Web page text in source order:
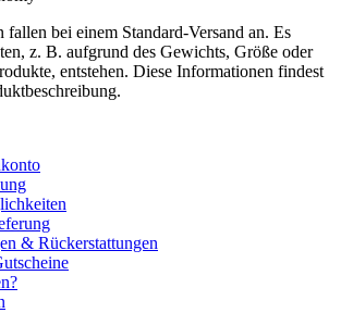
bei einem Standard-Versand an. Es
z. B. aufgrund des Gewichts, Größe oder
entstehen. Diese Informationen findest
& Rückerstattungen